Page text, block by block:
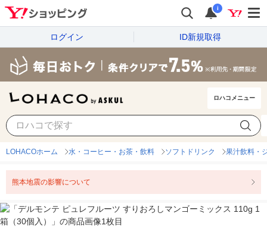
i
ログイン ID新規取得
ロハコメニュー
LOHACOホーム 水・コーヒー・お茶・飲料 ソフトドリンク 果汁飲料・
熊本地震の影響について